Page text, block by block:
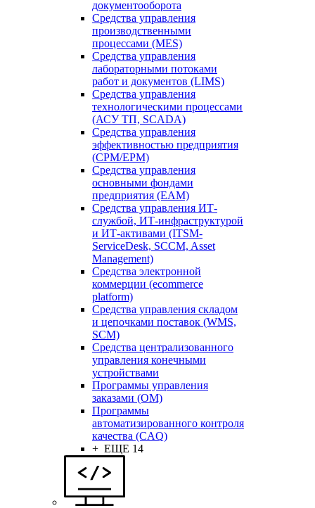
документооборота
Средства управления
производственными
процессами (MES)
Средства управления
лабораторными потоками
работ и документов (LIMS)
Средства управления
технологическими процессами
(АСУ ТП, SCADA)
Средства управления
эффективностью предприятия
(CPM/EPM)
Средства управления
основными фондами
предприятия (EAM)
Средства управления ИТ-
службой, ИТ-инфраструктурой
и ИТ-активами (ITSM-
ServiceDesk, SCCM, Asset
Management)
Средства электронной
коммерции (ecommerce
platform)
Средства управления складом
и цепочками поставок (WMS,
SCM)
Средства централизованного
управления конечными
устройствами
Программы управления
заказами (OM)
Программы
автоматизированного контроля
качества (CAQ)
+ ЕЩЕ 14